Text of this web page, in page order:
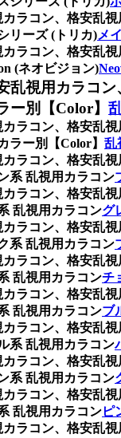
ラコン、格安
リーズ (トリカ)メ
ラコン、格安
(ネオビジョン)
視用カラコ
ー別【Color】
ラコン、格安
ラー別【Color】 乱
ラコン、格安
系 乱視用カラコン
ラコン、格安
乱視用カラコング
ラコン、格安
系 乱視用カラコン
ラコン、格安
乱視用カラコンチ
ラコン、格安
乱視用カラコンブ
ラコン、格安
系 乱視用カラコン
ラコン、格安
系 乱視用カラコン
ラコン、格安
乱視用カラコンピ
ラコン、格安